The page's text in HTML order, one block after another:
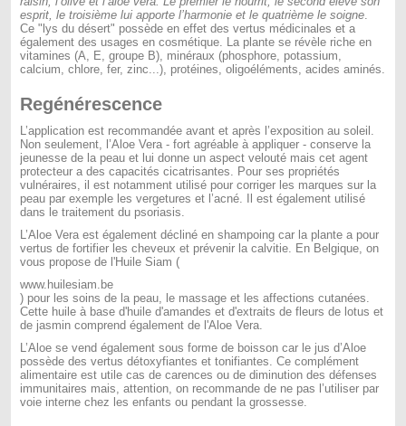
esprit, le troisième lui apporte l’harmonie et le quatrième le soigne.
Ce "lys du désert" possède en effet des vertus médicinales et a
également des usages en cosmétique. La plante se révèle riche en
vitamines (A, E, groupe B), minéraux (phosphore, potassium,
calcium, chlore, fer, zinc...), protéines, oligoéléments, acides aminés.
Regénérescence
L’application est recommandée avant et après l’exposition au soleil.
Non seulement, l’Aloe Vera - fort agréable à appliquer - conserve la
jeunesse de la peau et lui donne un aspect velouté mais cet agent
protecteur a des capacités cicatrisantes. Pour ses propriétés
vulnéraires, il est notamment utilisé pour corriger les marques sur la
peau par exemple les vergetures et l’acné. Il est également utilisé
dans le traitement du psoriasis.
L’Aloe Vera est également décliné en shampoing car la plante a pour
vertus de fortifier les cheveux et prévenir la calvitie. En Belgique, on
vous propose de l'Huile Siam (
www.huilesiam.be
) pour les soins de la peau, le massage et les affections cutanées.
Cette huile à base d'huile d'amandes et d'extraits de fleurs de lotus et
de jasmin comprend également de l'Aloe Vera.
L’Aloe se vend également sous forme de boisson car le jus d’Aloe
possède des vertus détoxyfiantes et tonifiantes. Ce complément
alimentaire est utile cas de carences ou de diminution des défenses
immunitaires mais, attention, on recommande de ne pas l’utiliser par
voie interne chez les enfants ou pendant la grossesse.